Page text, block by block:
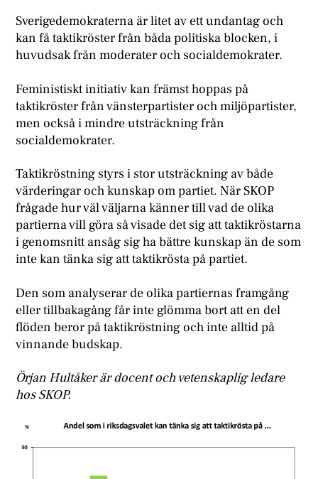
Sverigedemokraterna är litet av ett undantag och
kan få taktikröster från båda politiska blocken, i
huvudsak från moderater och socialdemokrater.
Feministiskt initiativ kan främst hoppas på
taktikröster från vänsterpartister och miljöpartister,
men också i mindre utsträckning från
socialdemokrater.
Taktikröstning styrs i stor utsträckning av både
värderingar och kunskap om partiet. När SKOP
frågade hur väl väljarna känner till vad de olika
partierna vill göra så visade det sig att taktikröstarna
i genomsnitt ansåg sig ha bättre kunskap än de som
inte kan tänka sig att taktikrösta på partiet.
Den som analyserar de olika partiernas framgång
eller tillbakagång får inte glömma bort att en del
flöden beror på taktikröstning och inte alltid på
vinnande budskap.
Örjan Hultåker är docent och vetenskaplig ledare
hos SKOP.